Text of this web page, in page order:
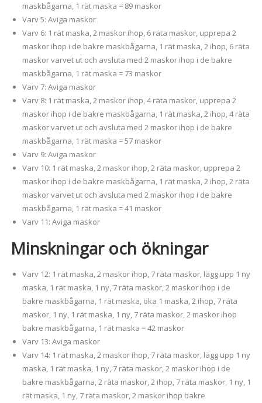
maskbågarna, 1 rät maska = 89 maskor
Varv 5: Aviga maskor
Varv 6: 1 rät maska, 2 maskor ihop, 6 räta maskor, upprepa 2
maskor ihop i de bakre maskbågarna, 1 rät maska, 2 ihop, 6 räta
maskor varvet ut och avsluta med 2 maskor ihop i de bakre
maskbågarna, 1 rät maska = 73 maskor
Varv 7: Aviga maskor
Varv 8: 1 rät maska, 2 maskor ihop, 4 räta maskor, upprepa 2
maskor ihop i de bakre maskbågarna, 1 rät maska, 2 ihop, 4 räta
maskor varvet ut och avsluta med 2 maskor ihop i de bakre
maskbågarna, 1 rät maska = 57 maskor
Varv 9: Aviga maskor
Varv 10: 1 rät maska, 2 maskor ihop, 2 räta maskor, upprepa 2
maskor ihop i de bakre maskbågarna, 1 rät maska, 2 ihop, 2 räta
maskor varvet ut och avsluta med 2 maskor ihop i de bakre
maskbågarna, 1 rät maska = 41 maskor
Varv 11: Aviga maskor
Minskningar och ökningar
Varv 12: 1 rät maska, 2 maskor ihop, 7 räta maskor, lägg upp 1 ny
maska, 1 rät maska, 1 ny, 7 räta maskor, 2 maskor ihop i de
bakre maskbågarna, 1 rät maska, öka 1 maska, 2 ihop, 7 räta
maskor, 1 ny, 1 rät maska, 1 ny, 7 räta maskor, 2 maskor ihop
bakre maskbågarna, 1 rät maska = 42 maskor
Varv 13: Aviga maskor
Varv 14: 1 rät maska, 2 maskor ihop, 7 räta maskor, lägg upp 1 ny
maska, 1 rät maska, 1 ny, 7 räta maskor, 2 maskor ihop i de
bakre maskbågarna, 2 räta maskor, 2 ihop, 7 räta maskor, 1 ny, 1
rät maska, 1 ny, 7 räta maskor, 2 maskor ihop bakre